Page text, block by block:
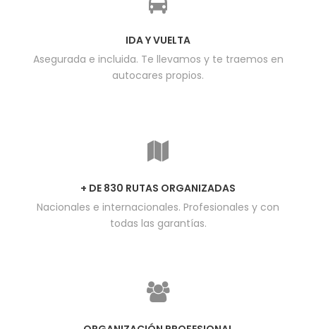
IDA Y VUELTA
Asegurada e incluida. Te llevamos y te traemos en
autocares propios.
+ DE 830 RUTAS ORGANIZADAS
Nacionales e internacionales. Profesionales y con
todas las garantías.